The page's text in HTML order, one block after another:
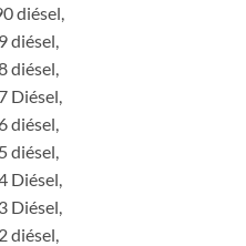
diésel,
diésel,
diésel,
Diésel,
diésel,
diésel,
Diésel,
Diésel,
diésel,